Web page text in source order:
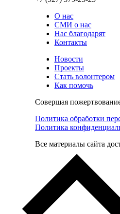
О нас
СМИ о нас
Нас благодарят
Контакты
Новости
Проекты
Стать волонтером
Как помочь
Совершая
Политика обработки
Политика
Все материалы сайта